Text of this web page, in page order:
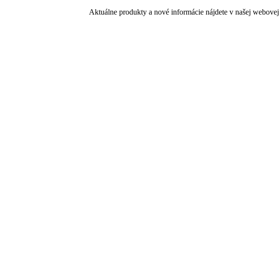
Aktuálne produkty a nové informácie nájdete v našej webovej